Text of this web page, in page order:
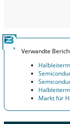
Verwandte
Markt für